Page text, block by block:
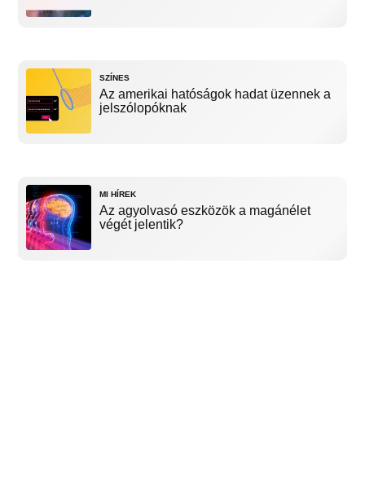
SZÍNES
Az amerikai hatóságok hadat üzennek a
jelszólopóknak
MI HÍREK
Az agyolvasó eszközök a magánélet
végét jelentik?